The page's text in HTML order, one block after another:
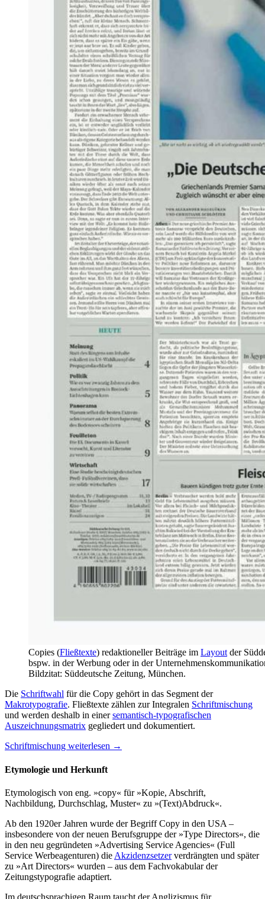
Copies (Fließtexte) redaktioneller Beiträge im Layout der
bspw. in der Werbung oder in der
Bildzitat: Süddeutsche Zeitung, München.
Die Schriftwahl für die Copy gehört in das Segment der
Makrotypografie. Fließtexte zählen zur Integralen Schriftmischung
und werden deshalb in einersemantisch-typografischen
Auszeichnungsmatrix gegliedert und dokumentiert.
Schriftmischung weiterlesen →
Etymologie und Herkunft
Etymologisch von eng. »copy« für »Kopie, Abschrift,
Nachbildung, Durchschlag, Muster« zu »(Text)Abdruck«.
Ab den 1920er Jahren wurde der Begriff Copy in den USA –
insbesondere von der neuen Berufsgruppe der »Type Directors«, die
in den neu gegründeten »Advertising Service Agencies« (Full
Service Werbeagenturen) die Akzidenzsetzerverdrängten und später
zu »Art Directors« wurden – aus dem Fachvokabular der
Zeitungstypografie adaptiert.
Im deutschsprachigen Raum taucht der Anglizismus für